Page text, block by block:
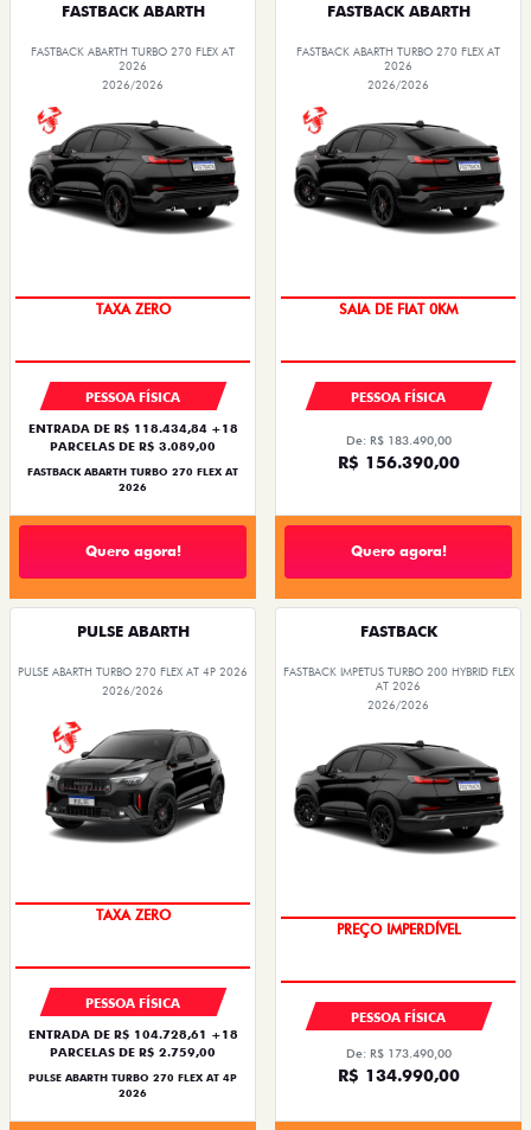
FASTBACK ABARTH
FASTBACK ABARTH TURBO 270 FLEX AT
2026
2026/2026
TAXA ZERO
PESSOA FÍSICA
ENTRADA DE R$ 118.434,84 +18
PARCELAS DE R$ 3.089,00
FASTBACK ABARTH TURBO 270 FLEX AT
2026
Quero agora!
FASTBACK ABARTH
FASTBACK ABARTH TURBO 270 FLEX AT
2026
2026/2026
SAIA DE FIAT 0KM
PESSOA FÍSICA
De: R$ 183.490,00
R$ 156.390,00
Quero agora!
PULSE ABARTH
PULSE ABARTH TURBO 270 FLEX AT 4P 2026
2026/2026
TAXA ZERO
PESSOA FÍSICA
ENTRADA DE R$ 104.728,61 +18
PARCELAS DE R$ 2.759,00
PULSE ABARTH TURBO 270 FLEX AT 4P
2026
FASTBACK
FASTBACK IMPETUS TURBO 200 HYBRID FLEX
AT 2026
2026/2026
PREÇO IMPERDÍVEL
PESSOA FÍSICA
De: R$ 173.490,00
R$ 134.990,00